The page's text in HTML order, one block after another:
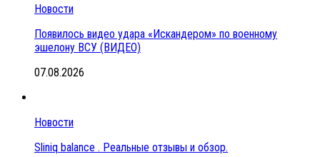
Новости
Появилось видео удара «Искандером» по военному
эшелону ВСУ (ВИДЕО)
07.08.2026
Новости
Sliniq balance . Реальные отзывы и обзор.